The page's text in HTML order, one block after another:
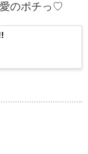
のポチっ♡